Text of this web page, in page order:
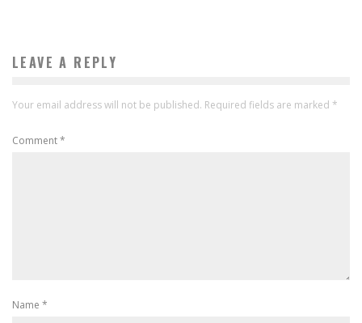
LEAVE A REPLY
Your email address will not be published. Required fields are marked *
Comment*
Name *